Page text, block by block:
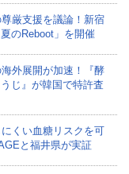
厳支援を議論！新宿
のReboot」を開催
外展開が加速！『酵
じ』が韓国で特許査
くい血糖リスクを可
と福井県が実証